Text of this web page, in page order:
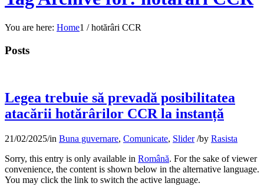
You are here: Home1 / hotărâri CCR
Posts
Legea trebuie să prevadă posibilitatea
atacării hotărârilor CCR la instanță
21/02/2025/in Buna guvernare, Comunicate, Slider /by Rasista
Sorry, this entry is only available in Română. For the sake of viewer
convenience, the content is shown below in the alternative language.
You may click the link to switch the active language.